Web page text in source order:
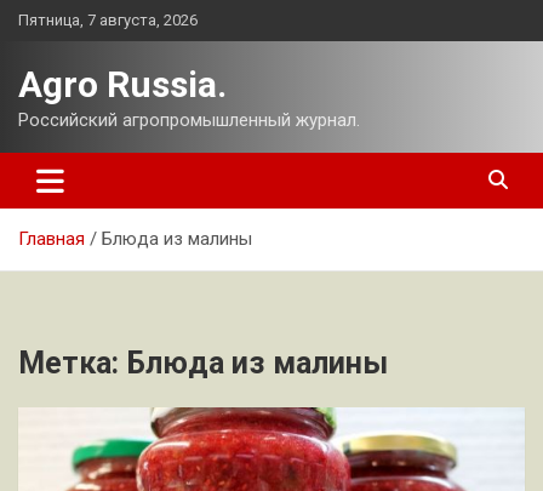
Перейти
Пятница, 7 августа, 2026
Agro Russia.
Российский агропромышленный журнал.
Главная Блюда из малины
Метка: Блюда из малины